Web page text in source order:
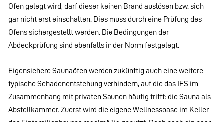
Ofen gelegt wird, darf dieser keinen Brand auslösen bzw. sich
gar nicht erst einschalten. Dies muss durch eine Prüfung des
Ofens sichergestellt werden. Die Bedingungen der
Abdeckprüfung sind ebenfalls in der Norm festgelegt.
Eigensichere Saunaöfen werden zukünftig auch eine weitere
typische Schadenentstehung verhindern, auf die das IFS im
Zusammenhang mit privaten Saunen häufig trifft: die Sauna als
Abstellkammer. Zuerst wird die eigene Wellnessoase im Keller